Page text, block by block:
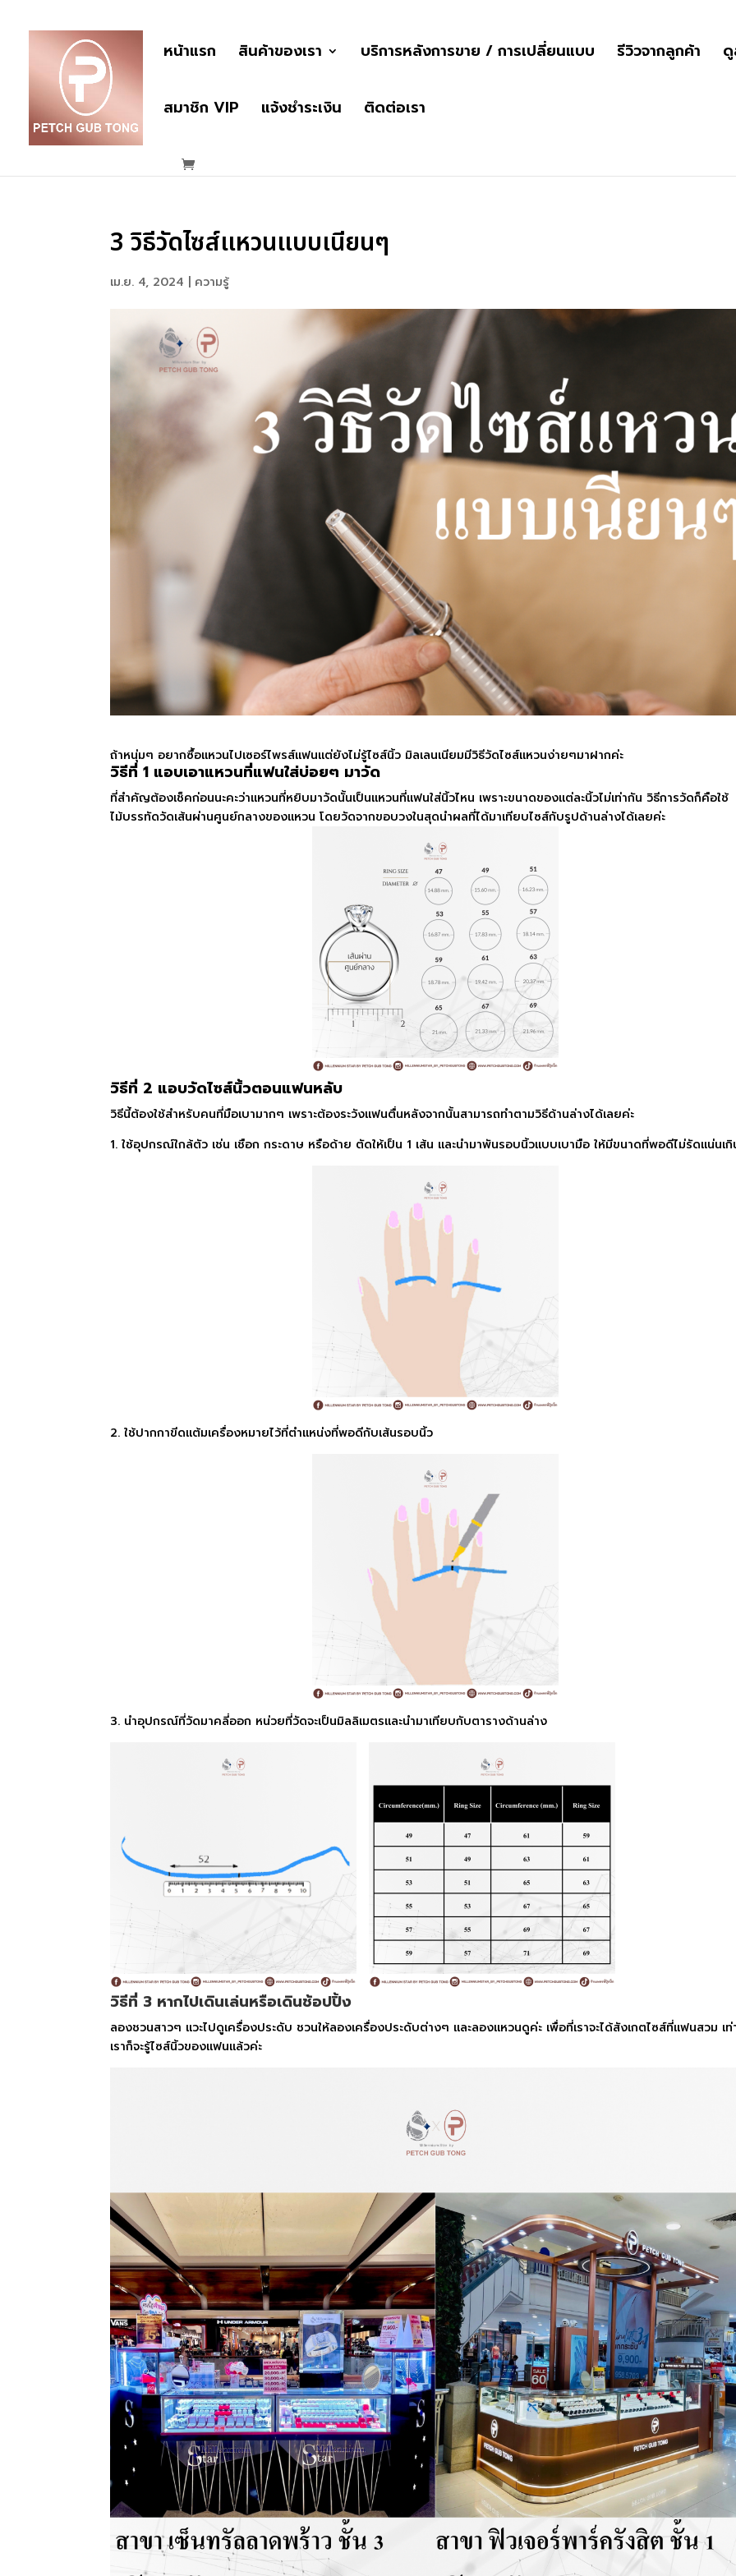
หน้าแรก สินค้าของเรา บริการหลังการขาย / การเปลี่ยนแบบ รีวิวจากลูกค้า
สมาชิก VIP แจ้งชำระเงิน ติดต่อเรา
3 วิธีวัดไซส์แหวนแบบเนียนๆ
เม.ย. 4, 2024 ความรู้
ถ้าหนุ่มๆ อยากซื้อแหวนไปเซอร์ไพรส์แฟนแต่ยังไม่รู้ไซส์นิ้ว มิลเลนเนียมมีวิธีวัดไซส์แหวนง่ายๆมาฝากค่ะ
วิธีที่ 1 แอบเอาแหวนที่แฟนใส่บ่อยๆ มาวัด
ที่สำคัญต้องเช็คก่อนนะคะว่าแหวนที่หยิบมาวัดนั้นเป็นแหวนที่แฟนใส่นิ้วไหน เพราะขนาดของแต่ละนิ้วไม่เท่ากัน วิธีการวัดก็คือใช้
ไม้บรรทัดวัดเส้นผ่านศูนย์กลางของแหวน โดยวัดจากขอบวงในสุดนำผลที่ได้มาเทียบไซส์กับรูปด้านล่างได้เลยค่ะ
วิธีที่ 2 แอบวัดไซส์นิ้วตอนแฟนหลับ
วิธีนี้ต้องใช้สำหรับคนที่มือเบามากๆ เพราะต้องระวังแฟนตื่นหลังจากนั้นสามารถทำตามวิธีด้านล่างได้เลยค่ะ
1. ใช้อุปกรณ์ใกล้ตัว เช่น เชือก กระดาษ หรือด้าย ตัดให้เป็น 1 เส้น และนำมาพันรอบนิ้วแบบเบามือ ให้มีขนาดที่พอดีไม่รัดแน่นเ
2. ใช้ปากกาขีดแต้มเครื่องหมายไว้ที่ตำแหน่งที่พอดีกับเส้นรอบนิ้ว
3. นำอุปกรณ์ที่วัดมาคลี่ออก หน่วยที่วัดจะเป็นมิลลิเมตรและนำมาเทียบกับตารางด้านล่าง
วิธีที่ 3 หากไปเดินเล่นหรือเดินช้อปปิ้ง
ลองชวนสาวๆ แวะไปดูเครื่องประดับ ชวนให้ลองเครื่องประดับต่างๆ และลองแหวนดูค่ะ เพื่อที่เราจะได้สังเกตไซส์ที่แฟนสวม เท่
เราก็จะรู้ไซส์นิ้วของแฟนแล้วค่ะ